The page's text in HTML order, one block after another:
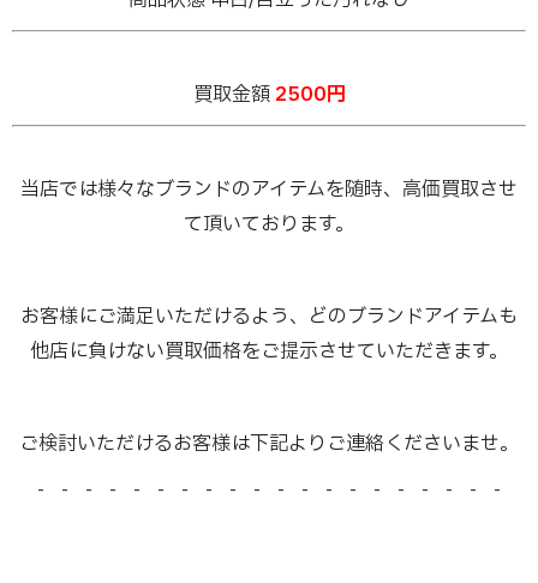
買取金額 2500円
当店では様々なブランドのアイテムを随時、高価買取させ
て頂いております。
お客様にご満足いただけるよう、どのブランドアイテムも
他店に負けない買取価格をご提示させていただきます。
ご検討いただけるお客様は下記よりご連絡くださいませ。
- - - - - - - - - - - - - - - - - - - -